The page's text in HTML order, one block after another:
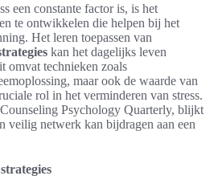
een constante factor is, is het
te ontwikkelen die helpen bij het
Het leren toepassen van
kan het dagelijks leven
omvat technieken zoals
maar ook de waarde van
rol in het verminderen van stress.
Psychology Quarterly, blijkt
veilig netwerk kan bijdragen aan een